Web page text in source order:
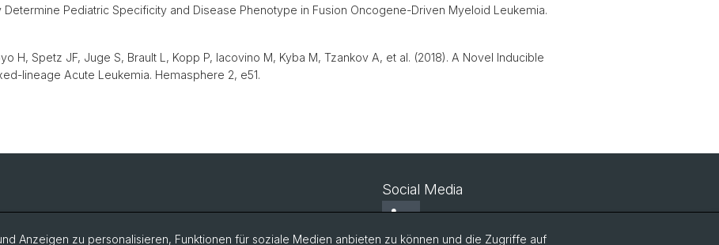
Pediatric Specificity and Disease Phenotype in Fusion Oncogene-Driven Myeloid Leukemia.
H, Spetz JF, Juge S, Brault L, Kopp P, Iacovino M, Kyba M, Tzankov A, et al. (2018). A Novel Inducible
lineage Acute Leukemia. Hemasphere 2, e51.
Social Media
Anzeigen zu personalisieren, Funktionen für soziale Medien anbieten zu können und die Zugriffe auf